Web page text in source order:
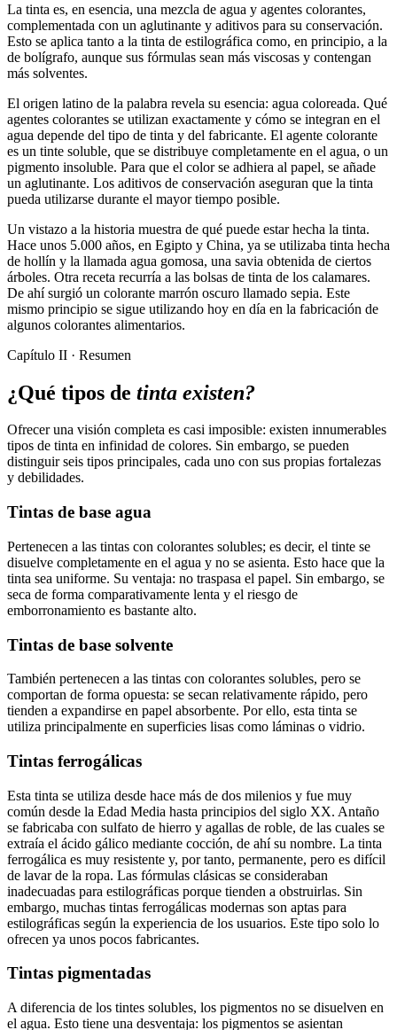
La tinta es, en esencia, una mezcla de agua y agentes colorantes,
complementada con un aglutinante y aditivos para su conservación.
Esto se aplica tanto a la tinta de estilográfica como, en principio, a la
de bolígrafo, aunque sus fórmulas sean más viscosas y contengan
más solventes.
El origen latino de la palabra revela su esencia: agua coloreada. Qué
agentes colorantes se utilizan exactamente y cómo se integran en el
agua depende del tipo de tinta y del fabricante. El agente colorante
es un tinte soluble, que se distribuye completamente en el agua, o un
pigmento insoluble. Para que el color se adhiera al papel, se añade
un aglutinante. Los aditivos de conservación aseguran que la tinta
pueda utilizarse durante el mayor tiempo posible.
Un vistazo a la historia muestra de qué puede estar hecha la tinta.
Hace unos 5.000 años, en Egipto y China, ya se utilizaba tinta hecha
de hollín y la llamada agua gomosa, una savia obtenida de ciertos
árboles. Otra receta recurría a las bolsas de tinta de los calamares.
De ahí surgió un colorante marrón oscuro llamado sepia. Este
mismo principio se sigue utilizando hoy en día en la fabricación de
algunos colorantes alimentarios.
Capítulo II · Resumen
¿Qué tipos de tinta existen?
Ofrecer una visión completa es casi imposible: existen innumerables
tipos de tinta en infinidad de colores. Sin embargo, se pueden
distinguir seis tipos principales, cada uno con sus propias fortalezas
y debilidades.
Tintas de base agua
Pertenecen a las tintas con colorantes solubles; es decir, el tinte se
disuelve completamente en el agua y no se asienta. Esto hace que la
tinta sea uniforme. Su ventaja: no traspasa el papel. Sin embargo, se
seca de forma comparativamente lenta y el riesgo de
emborronamiento es bastante alto.
Tintas de base solvente
También pertenecen a las tintas con colorantes solubles, pero se
comportan de forma opuesta: se secan relativamente rápido, pero
tienden a expandirse en papel absorbente. Por ello, esta tinta se
utiliza principalmente en superficies lisas como láminas o vidrio.
Tintas ferrogálicas
Esta tinta se utiliza desde hace más de dos milenios y fue muy
común desde la Edad Media hasta principios del siglo XX. Antaño
se fabricaba con sulfato de hierro y agallas de roble, de las cuales se
extraía el ácido gálico mediante cocción, de ahí su nombre. La tinta
ferrogálica es muy resistente y, por tanto, permanente, pero es difícil
de lavar de la ropa. Las fórmulas clásicas se consideraban
inadecuadas para estilográficas porque tienden a obstruirlas. Sin
embargo, muchas tintas ferrogálicas modernas son aptas para
estilográficas según la experiencia de los usuarios. Este tipo solo lo
ofrecen ya unos pocos fabricantes.
Tintas pigmentadas
A diferencia de los tintes solubles, los pigmentos no se disuelven en
el agua. Esto tiene una desventaja: los pigmentos se asientan